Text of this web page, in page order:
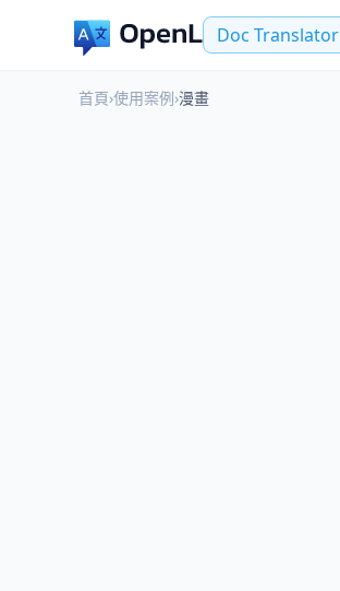
Doc Translator
首頁›使用案例›漫畫